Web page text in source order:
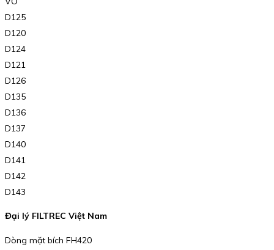
D125
D120
D124
D121
D126
D135
D136
D137
D140
D141
D142
D143
Đại lý FILTREC Việt Nam
Dòng mặt bích FH420